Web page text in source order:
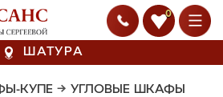
0
ШАТУРА
КУПЕ → УГЛОВЫЕ ШКАФЫ